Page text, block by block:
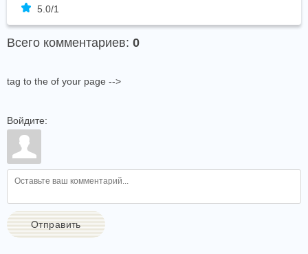
5.0/1
Всего комментариев: 0
tag to the of your page -->
Войдите:
Отправить